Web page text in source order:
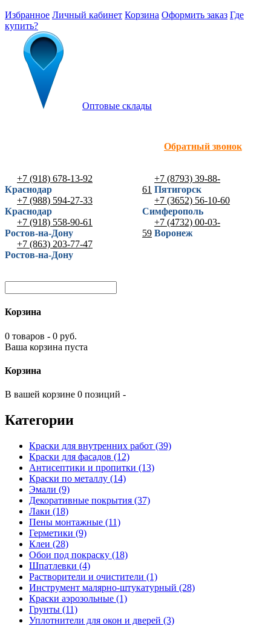
Избранное Личный кабинет Корзина Оформить заказ Где
купить?
Оптовые склады
Обратный звонок
+7 (918) 678-13-92
Краснодар
+7 (988) 594-27-33
Краснодар
+7 (918) 558-90-61
Ростов-на-Дону
+7 (863) 203-77-47
Ростов-на-Дону
+7 (8793) 39-88-
61 Пятигорск
+7 (3652) 56-10-60
Симферополь
+7 (4732) 00-03-
59 Воронеж
Корзина
0 товаров - 0 руб.
Ваша корзина пуста
Корзина
В вашей корзине 0 позиций -
Категории
Краски для внутренних работ (39)
Краски для фасадов (12)
Антисептики и пропитки (13)
Краски по металлу (14)
Эмали (9)
Декоративные покрытия (37)
Лаки (18)
Пены монтажные (11)
Герметики (9)
Клеи (28)
Обои под покраску (18)
Шпатлевки (4)
Растворители и очистители (1)
Инструмент малярно-штукатурный (28)
Краски аэрозольные (1)
Грунты (11)
Уплотнители для окон и дверей (3)